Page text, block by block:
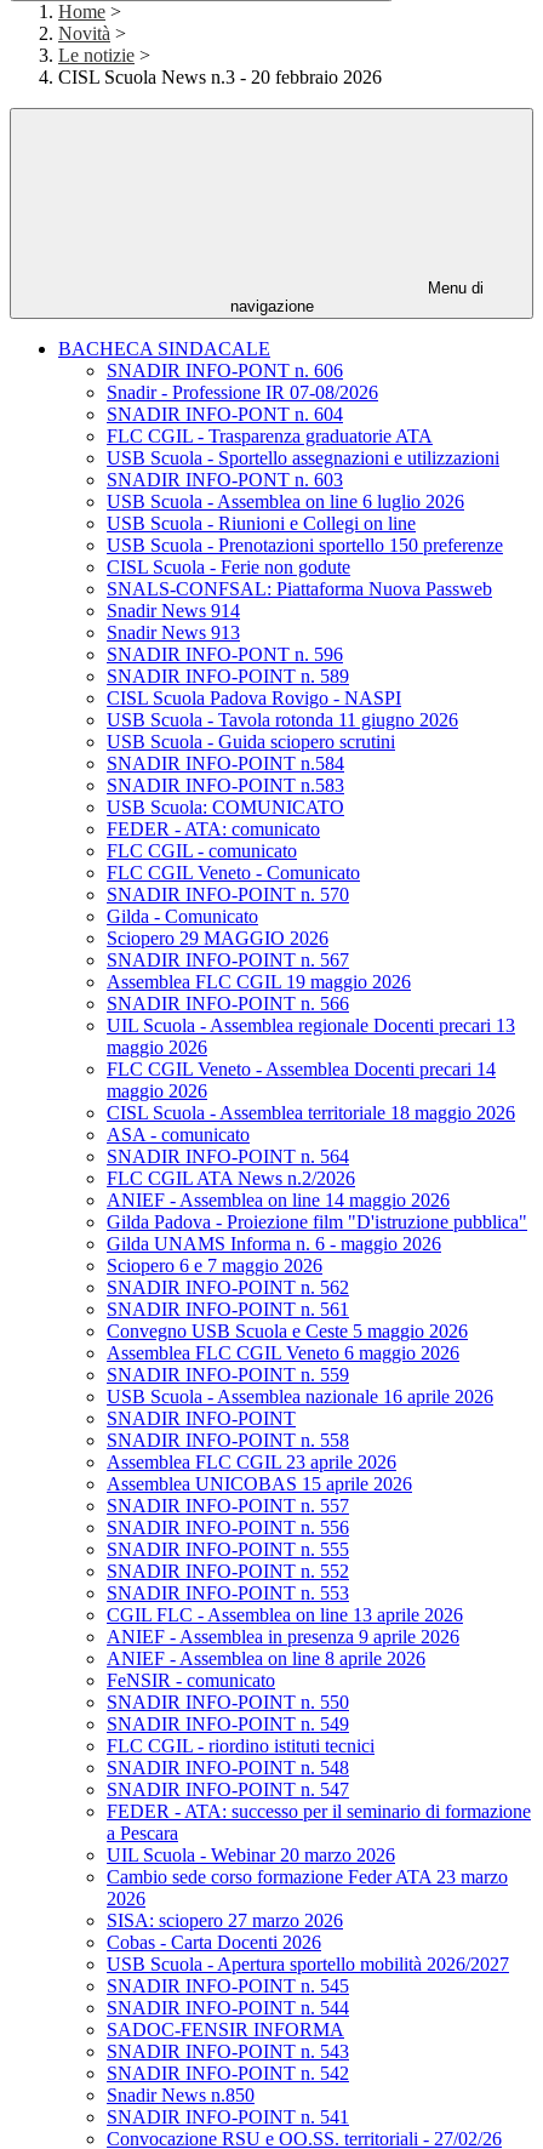
Home >
Novità >
Le notizie >
CISL Scuola News n.3 - 20 febbraio 2026
Menu di
navigazione
BACHECA SINDACALE
SNADIR INFO-PONT n. 606
Snadir - Professione IR 07-08/2026
SNADIR INFO-PONT n. 604
FLC CGIL - Trasparenza graduatorie ATA
USB Scuola - Sportello assegnazioni e utilizzazioni
SNADIR INFO-PONT n. 603
USB Scuola - Assemblea on line 6 luglio 2026
USB Scuola - Riunioni e Collegi on line
USB Scuola - Prenotazioni sportello 150 preferenze
CISL Scuola - Ferie non godute
SNALS-CONFSAL: Piattaforma Nuova Passweb
Snadir News 914
Snadir News 913
SNADIR INFO-PONT n. 596
SNADIR INFO-POINT n. 589
CISL Scuola Padova Rovigo - NASPI
USB Scuola - Tavola rotonda 11 giugno 2026
USB Scuola - Guida sciopero scrutini
SNADIR INFO-POINT n.584
SNADIR INFO-POINT n.583
USB Scuola: COMUNICATO
FEDER - ATA: comunicato
FLC CGIL - comunicato
FLC CGIL Veneto - Comunicato
SNADIR INFO-POINT n. 570
Gilda - Comunicato
Sciopero 29 MAGGIO 2026
SNADIR INFO-POINT n. 567
Assemblea FLC CGIL 19 maggio 2026
SNADIR INFO-POINT n. 566
UIL Scuola - Assemblea regionale Docenti precari 13
maggio 2026
FLC CGIL Veneto - Assemblea Docenti precari 14
maggio 2026
CISL Scuola - Assemblea territoriale 18 maggio 2026
ASA - comunicato
SNADIR INFO-POINT n. 564
FLC CGIL ATA News n.2/2026
ANIEF - Assemblea on line 14 maggio 2026
Gilda Padova - Proiezione film "D'istruzione pubblica"
Gilda UNAMS Informa n. 6 - maggio 2026
Sciopero 6 e 7 maggio 2026
SNADIR INFO-POINT n. 562
SNADIR INFO-POINT n. 561
Convegno USB Scuola e Ceste 5 maggio 2026
Assemblea FLC CGIL Veneto 6 maggio 2026
SNADIR INFO-POINT n. 559
USB Scuola - Assemblea nazionale 16 aprile 2026
SNADIR INFO-POINT
SNADIR INFO-POINT n. 558
Assemblea FLC CGIL 23 aprile 2026
Assemblea UNICOBAS 15 aprile 2026
SNADIR INFO-POINT n. 557
SNADIR INFO-POINT n. 556
SNADIR INFO-POINT n. 555
SNADIR INFO-POINT n. 552
SNADIR INFO-POINT n. 553
CGIL FLC - Assemblea on line 13 aprile 2026
ANIEF - Assemblea in presenza 9 aprile 2026
ANIEF - Assemblea on line 8 aprile 2026
FeNSIR - comunicato
SNADIR INFO-POINT n. 550
SNADIR INFO-POINT n. 549
FLC CGIL - riordino istituti tecnici
SNADIR INFO-POINT n. 548
SNADIR INFO-POINT n. 547
FEDER - ATA: successo per il seminario di formazione
a Pescara
UIL Scuola - Webinar 20 marzo 2026
Cambio sede corso formazione Feder ATA 23 marzo
2026
SISA: sciopero 27 marzo 2026
Cobas - Carta Docenti 2026
USB Scuola - Apertura sportello mobilità 2026/2027
SNADIR INFO-POINT n. 545
SNADIR INFO-POINT n. 544
SADOC-FENSIR INFORMA
SNADIR INFO-POINT n. 543
SNADIR INFO-POINT n. 542
Snadir News n.850
SNADIR INFO-POINT n. 541
Convocazione RSU e OO.SS. territoriali - 27/02/26